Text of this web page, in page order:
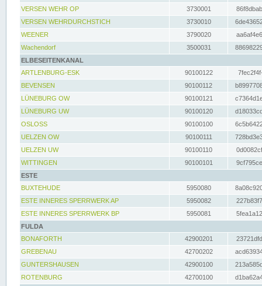
VERSEN WEHR OP
3730001
VERSEN WEHRDURCHSTICH
3730010
WEENER
3790020
Wachendorf
3500031
ELBESEITENKANAL
ARTLENBURG-ESK
90100122
BEVENSEN
90100112
LÜNEBURG OW
90100121
LÜNEBURG UW
90100120
OSLOSS
90100100
UELZEN OW
90100111
UELZEN UW
90100110
WITTINGEN
90100101
ESTE
BUXTEHUDE
5950080
ESTE INNERES SPERRWERK AP
5950082
ESTE INNERES SPERRWERK BP
5950081
FULDA
BONAFORTH
42900201
GREBENAU
42700202
GUNTERSHAUSEN
42900100
ROTENBURG
42700100